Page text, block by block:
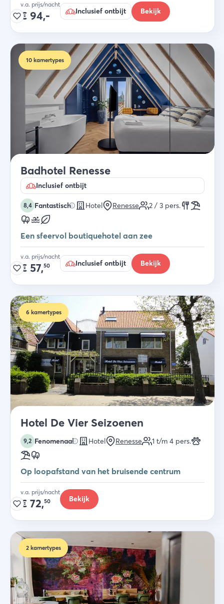
v.a. prijs/nacht
€ 94,- Inclusief ontbijt Bekijk
10 kamertypes
Badhotel Renesse
Inclusief ontbijt
8,4 Fantastisch Hotel Renesse 2 / 3 pers.
Een sfeervol boutiquehotel aan zee
v.a. prijs/nacht
€ 57,50 Inclusief ontbijt Bekijk
6 kamertypes
Hotel De Vier Seizoenen
9,2 Fenomenaal Hotel Renesse 1 t/m 4 pers.
Op loopafstand van het bruisende centrum
v.a. prijs/nacht
€ 72,50 Bekijk
2 kamertypes